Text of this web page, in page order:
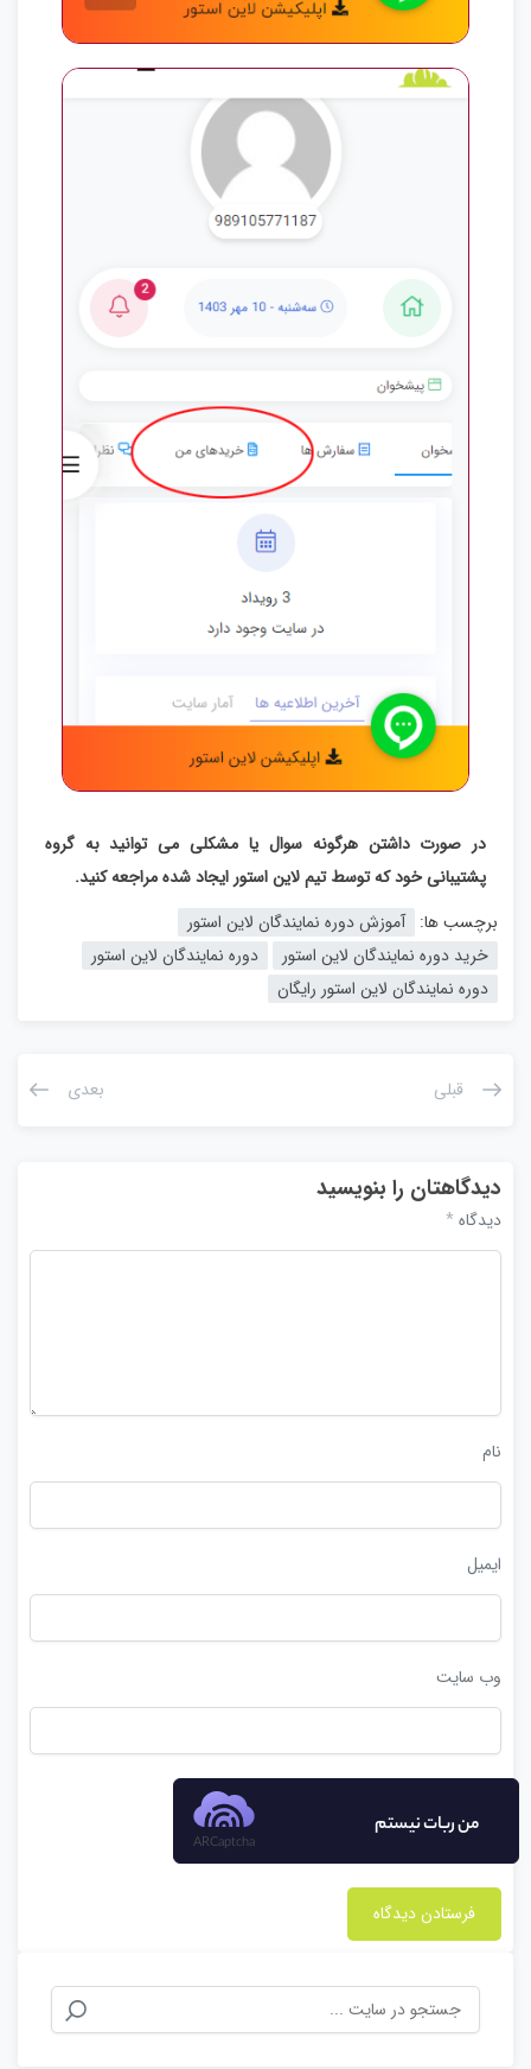
در صورت داشتن هرگونه سوال یا مشکلی می توانید به گروه
پشتیبانی خود که توسط تیم لاین استور ایجاد شده مراجعه کنید.
برچسب ها: آموزش دوره نمایندگان لاین استور
خرید دوره نمایندگان لاین استور
دوره نمایندگان لاین استور
دوره نمایندگان لاین استور رایگان
قبلی بعدی
دیدگاهتان را بنویسید
دیدگاه *
نام
ایمیل
وب‌ سایت
من ربات نیستم
ARCaptcha